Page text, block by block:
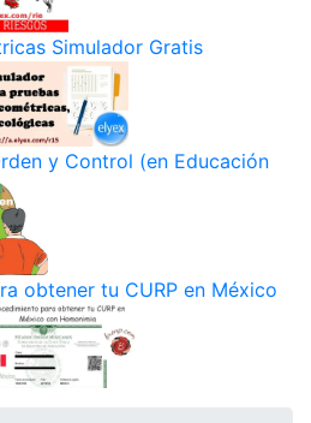
Simulador Gratis
y Control (en Educación
obtener tu CURP en México